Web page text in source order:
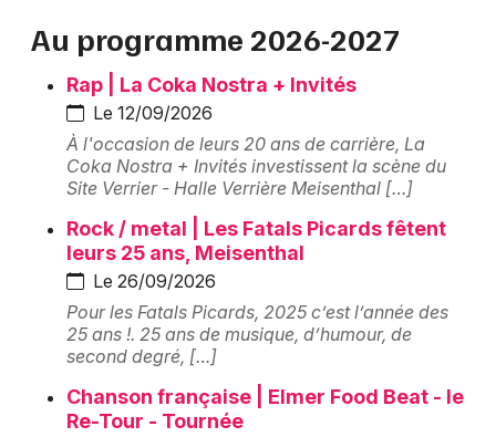
Sorties & loisirs
Musée en Lorraine
Musée dans le Grand Est
Newsletter des sorties
Artistes en tournée
Toutes les villes
Au programme 2026-2027
Rap | La Coka Nostra + Invités
Le 12/09/2026
À l'occasion de leurs 20 ans de carrière, La
Coka Nostra + Invités investissent la scène du
Site Verrier - Halle Verrière Meisenthal […]
Rock / metal | Les Fatals Picards fêtent
leurs 25 ans, Meisenthal
Le 26/09/2026
Pour les Fatals Picards, 2025 c’est l’année des
25 ans !. 25 ans de musique, d’humour, de
second degré, […]
Chanson française | Elmer Food Beat - le
Re-Tour - Tournée